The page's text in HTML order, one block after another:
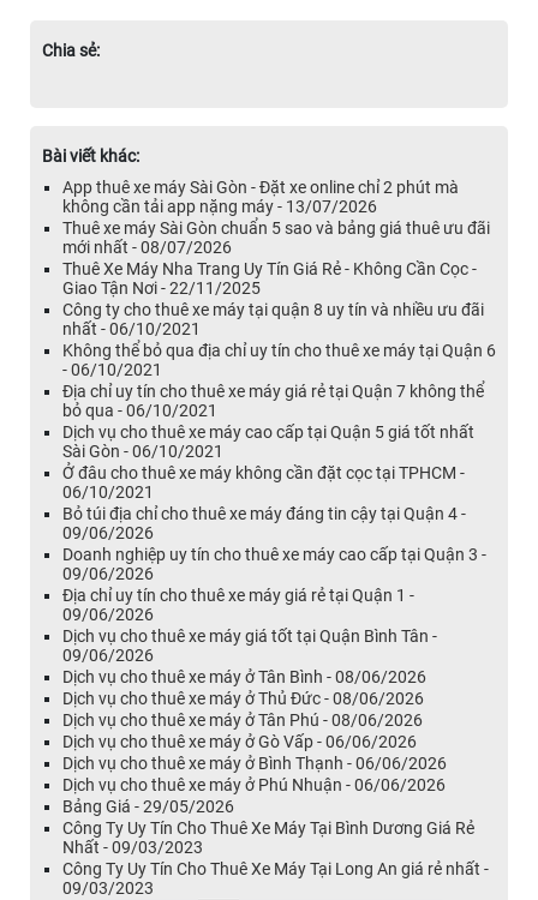
Chia sẻ:
Bài viết khác:
App thuê xe máy Sài Gòn - Đặt xe online chỉ 2 phút mà
không cần tải app nặng máy - 13/07/2026
Thuê xe máy Sài Gòn chuẩn 5 sao và bảng giá thuê ưu đãi
mới nhất - 08/07/2026
Thuê Xe Máy Nha Trang Uy Tín Giá Rẻ - Không Cần Cọc -
Giao Tận Nơi - 22/11/2025
Công ty cho thuê xe máy tại quận 8 uy tín và nhiều ưu đãi
nhất - 06/10/2021
Không thể bỏ qua địa chỉ uy tín cho thuê xe máy tại Quận 6
- 06/10/2021
Địa chỉ uy tín cho thuê xe máy giá rẻ tại Quận 7 không thể
bỏ qua - 06/10/2021
Dịch vụ cho thuê xe máy cao cấp tại Quận 5 giá tốt nhất
Sài Gòn - 06/10/2021
Ở đâu cho thuê xe máy không cần đặt cọc tại TPHCM -
06/10/2021
Bỏ túi địa chỉ cho thuê xe máy đáng tin cậy tại Quận 4 -
09/06/2026
Doanh nghiệp uy tín cho thuê xe máy cao cấp tại Quận 3 -
09/06/2026
Địa chỉ uy tín cho thuê xe máy giá rẻ tại Quận 1 -
09/06/2026
Dịch vụ cho thuê xe máy giá tốt tại Quận Bình Tân -
09/06/2026
Dịch vụ cho thuê xe máy ở Tân Bình - 08/06/2026
Dịch vụ cho thuê xe máy ở Thủ Đức - 08/06/2026
Dịch vụ cho thuê xe máy ở Tân Phú - 08/06/2026
Dịch vụ cho thuê xe máy ở Gò Vấp - 06/06/2026
Dịch vụ cho thuê xe máy ở Bình Thạnh - 06/06/2026
Dịch vụ cho thuê xe máy ở Phú Nhuận - 06/06/2026
Bảng Giá - 29/05/2026
Công Ty Uy Tín Cho Thuê Xe Máy Tại Bình Dương Giá Rẻ
Nhất - 09/03/2023
Công Ty Uy Tín Cho Thuê Xe Máy Tại Long An giá rẻ nhất -
09/03/2023